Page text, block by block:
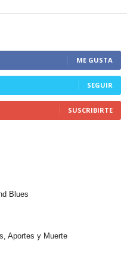
ME GUSTA
SEGUIR
SUSCRIBIRTE
Blues
Aportes y Muerte